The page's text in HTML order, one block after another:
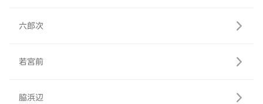
六郎次
若宮前
脇浜辺